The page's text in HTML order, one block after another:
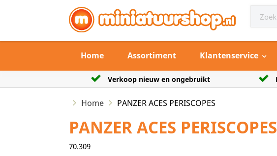
Home Assortiment Klantenservice
De verzendtermijn max 3 werkdagen
Home PANZER ACES PERISCOPES
PANZER ACES PERISCOPES
70.309